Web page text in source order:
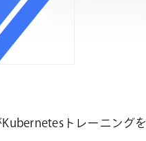
トレーニング